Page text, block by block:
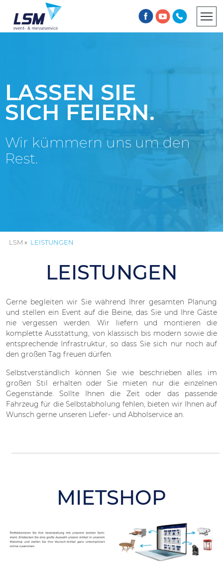
LSM LEISTUNGEN
LASSEN SIE
SICH FEIERN.
Wir kümmern uns um den
Rest.
LEISTUNGEN
Gerne begleiten wir Sie während Ihrer gesamten Planung
und stellen ein Event auf die Beine, das Sie und Ihre Gäste
nie vergessen werden. Wir liefern und montieren die
komplette Ausstattung, von klassisch bis modern sowie die
entsprechende Infrastruktur, so dass Sie sich nur noch auf
den großen Tag freuen dürfen.
Selbstverständlich können Sie wie beschrieben alles im
großen Stil erhalten oder Sie mieten nur die einzelnen
Gegenstände. Sollte Ihnen die Zeit oder das passende
Fahrzeug für die Selbstabholung fehlen, bieten wir Ihnen auf
Wunsch gerne unseren Liefer- und Abholservice an.
MIETSHOP